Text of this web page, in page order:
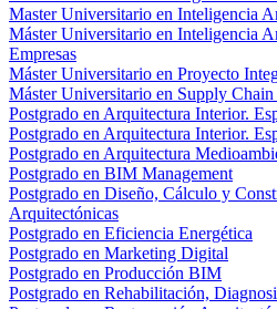
Master Universitario en Inteligencia
Máster Universitario en Inteligencia
Empresas
Máster Universitario en Proyecto
Máster Universitario en Supply
Postgrado en Arquitectura Interior.
Postgrado en Arquitectura Interior.
Postgrado en Arquitectura
Postgrado en BIM Management
Postgrado en Diseño, Cálculo y
Arquitectónicas
Postgrado en Eficiencia Energética
Postgrado en Marketing Digital
Postgrado en Producción BIM
Postgrado en Rehabilitación,